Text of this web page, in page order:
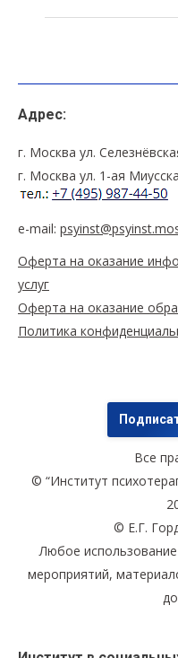
Адрес:
г. Москва ул.
г. Москва ул. 1-ая
e-mail:
Оферта на оказание
услуг
Оферта на оказание
Политика
Все
© “Институт
© Е.Г.
Любое
мероприятий,